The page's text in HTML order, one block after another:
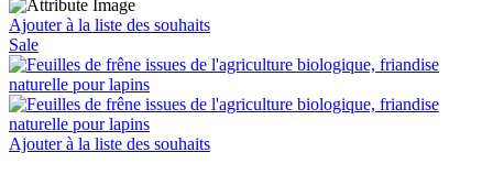
Ajouter à la liste des souhaits
Sale
Ajouter à la liste des souhaits